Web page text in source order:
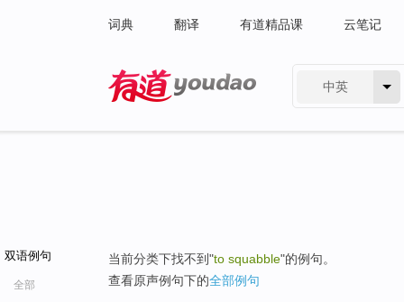
词典 翻译 有道精品课 云笔记
中英
双语例句
全部
当前分类下找不到"to squabble"的例句。
查看原声例句下的全部例句